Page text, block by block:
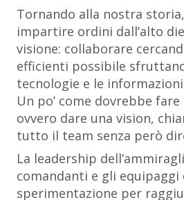
Tornando alla nostra
impartire ordini dall’alto
visione: collaborare
efficienti possibile
tecnologie e le
Un po’ come dovrebbe
ovvero dare una vision,
tutto il team senza però
La leadership
comandanti e gli equipaggi
sperimentazione per